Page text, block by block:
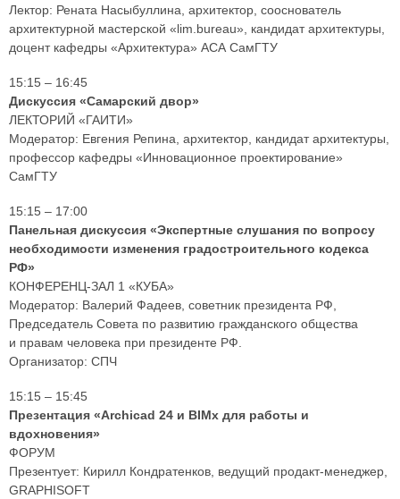
Лектор: Рената Насыбуллина, архитектор, сооснователь
архитектурной мастерской «lim.bureau», кандидат архитектуры,
доцент кафедры «Архитектура» АСА СамГТУ
15:15 – 16:45
Дискуссия «Самарский двор»
ЛЕКТОРИЙ «ГАИТИ»
Модератор: Евгения Репина, архитектор, кандидат архитектуры,
профессор кафедры «Инновационное проектирование»
СамГТУ
15:15 – 17:00
Панельная дискуссия «Экспертные слушания по вопросу
необходимости изменения градостроительного кодекса
РФ»
КОНФЕРЕНЦ-ЗАЛ 1 «КУБА»
Модератор: Валерий Фадеев, советник президента РФ,
Председатель Совета по развитию гражданского общества
и правам человека при президенте РФ.
Организатор: СПЧ
15:15 – 15:45
Презентация «Archicad 24 и BIMx для работы и
вдохновения»
ФОРУМ
Презентует: Кирилл Кондратенков, ведущий продакт-менеджер,
GRAPHISOFT